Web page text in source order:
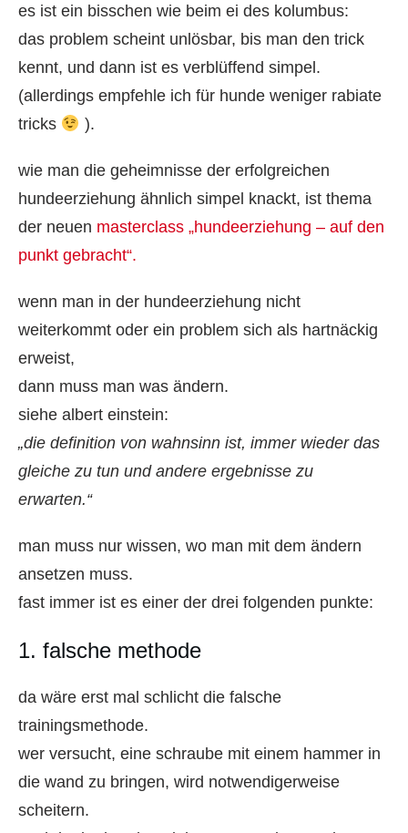
es ist ein bisschen wie beim ei des kolumbus:
das problem scheint unlösbar, bis man den trick
kennt, und dann ist es verblüffend simpel.
(allerdings empfehle ich für hunde weniger rabiate
tricks
).
wie man die geheimnisse der erfolgreichen
hundeerziehung ähnlich simpel knackt, ist thema
der neuen masterclass „hundeerziehung – auf den
punkt gebracht“.
wenn man in der hundeerziehung nicht
weiterkommt oder ein problem sich als hartnäckig
erweist,
dann muss man was ändern.
siehe albert einstein:
„die definition von wahnsinn ist, immer wieder das
gleiche zu tun und andere ergebnisse zu
erwarten.“
man muss nur wissen, wo man mit dem ändern
ansetzen muss.
fast immer ist es einer der drei folgenden punkte:
1. falsche methode
da wäre erst mal schlicht die falsche
trainingsmethode.
wer versucht, eine schraube mit einem hammer in
die wand zu bringen, wird notwendigerweise
scheitern.